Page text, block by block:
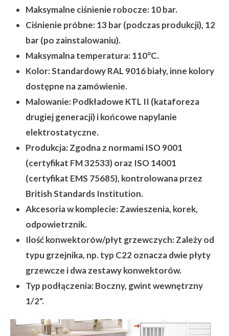
Maksymalne ciśnienie robocze:10 bar.
Ciśnienie próbne:13 bar (podczas produkcji), 12
bar (po zainstalowaniu).
Maksymalna temperatura:110°C.
Kolor:Standardowy RAL 9016 biały, inne kolory
dostępne na zamówienie.
Malowanie:Podkładowe KTL II (kataforeza
drugiej generacji) i końcowe napylanie
elektrostatyczne.
Produkcja:Zgodna z normami ISO 9001
(certyfikat FM 32533) oraz ISO 14001
(certyfikat EMS 75685), kontrolowana przez
British Standards Institution.
Akcesoria w komplecie:Zawieszenia, korek,
odpowietrznik.
Ilość konwektorów/płyt grzewczych:Zależy od
typu grzejnika, np. typ C22 oznacza dwie płyty
grzewcze i dwa zestawy konwektorów.
Typ podłączenia:Boczny, gwint wewnętrzny
1/2".